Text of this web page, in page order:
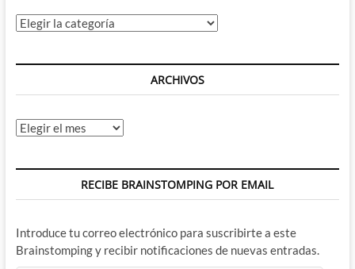
Categorías
ARCHIVOS
Archivos
RECIBE BRAINSTOMPING POR EMAIL
Introduce tu correo electrónico para suscribirte a este
Brainstomping y recibir notificaciones de nuevas entradas.